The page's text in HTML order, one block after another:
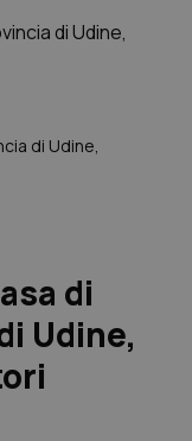
di Udine,
di
Udine,